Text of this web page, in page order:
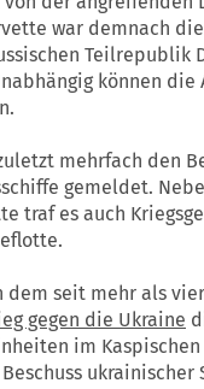
war demnach
Teilrepublik
können die
mehrfach den
gemeldet.
traf es auch
dem seit mehr als
gegen die Ukraine
im Kaspischen